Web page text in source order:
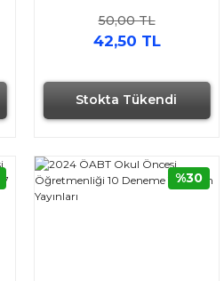
Stokta Tükendi
Geneli 1-2-3 Deneme Seti
Pegem Yayınları
50,00 TL
42,50 TL
%30